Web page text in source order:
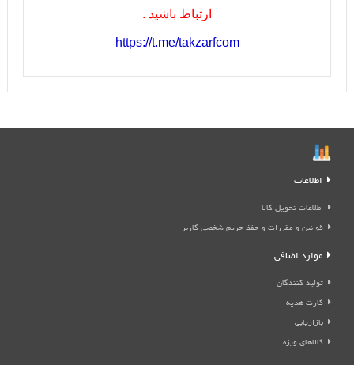
ارتباط باشيد .
https://t.me/takzarfcom
اطلاعات
اطلاعات تحویل کالا
قوانین و مقررات و حفظ حریم شخصی کاربر
موارد اضافی
تولید کنندگان
کارت هدیه
بازاریابی
کالاهای ویژه